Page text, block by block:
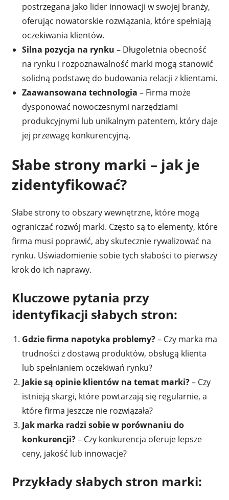
postrzegana jako lider innowacji w swojej branży,
oferując nowatorskie rozwiązania, które spełniają
oczekiwania klientów.
Silna pozycja na rynku – Długoletnia obecność
na rynku i rozpoznawalność marki mogą stanowić
solidną podstawę do budowania relacji z klientami.
Zaawansowana technologia – Firma może
dysponować nowoczesnymi narzędziami
produkcyjnymi lub unikalnym patentem, który daje
jej przewagę konkurencyjną.
Słabe strony marki – jak je
zidentyfikować?
Słabe strony to obszary wewnętrzne, które mogą
ograniczać rozwój marki. Często są to elementy, które
firma musi poprawić, aby skutecznie rywalizować na
rynku. Uświadomienie sobie tych słabości to pierwszy
krok do ich naprawy.
Kluczowe pytania przy
identyfikacji słabych stron:
Gdzie firma napotyka problemy?– Czy marka ma
trudności z dostawą produktów, obsługą klienta
lub spełnianiem oczekiwań rynku?
Jakie są opinie klientów na temat marki?– Czy
istnieją skargi, które powtarzają się regularnie, a
które firma jeszcze nie rozwiązała?
Jak marka radzi sobie w porównaniu do
konkurencji?– Czy konkurencja oferuje lepsze
ceny, jakość lub innowacje?
Przykłady słabych stron marki: